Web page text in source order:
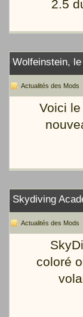
2.5
Wolfeinstein,
Actualités des Mods
Voici
Skydiving
Actualités des Mods
coloré